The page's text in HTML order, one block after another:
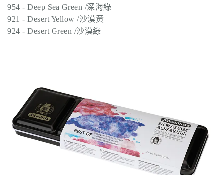
954 - Deep Sea Green /深海綠
921 - Desert Yellow /沙漠黃
924 - Desert Green /沙漠綠